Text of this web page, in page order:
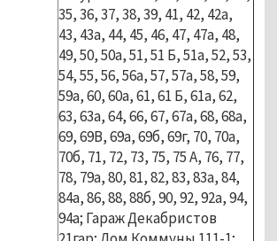
35, 36, 37, 38, 39, 41, 42, 42а,
43, 43а, 44, 45, 46, 47, 47а, 48,
49, 50, 50а, 51, 51 Б, 51а, 52, 53,
54, 55, 56, 56а, 57, 57а, 58, 59,
59а, 60, 60а, 61, 61 Б, 61а, 62,
63, 63а, 64, 66, 67, 67а, 68, 68а,
69, 69В, 69а, 69б, 69г, 70, 70а,
70б, 71, 72, 73, 75, 75 А, 76, 77,
78, 79а, 80, 81, 82, 83, 83а, 84,
84а, 86, 88, 88б, 90, 92, 92а, 94,
94а; Гараж Декабристов